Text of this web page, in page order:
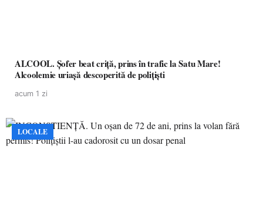
ALCOOL. Șofer beat criță, prins în trafic la Satu Mare!
Alcoolemie uriașă descoperită de polițiști
acum 1 zi
LOCALE